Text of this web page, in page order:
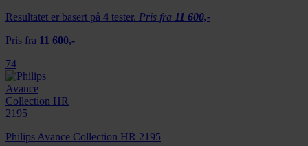
Resultatet er basert på 4 tester. Pris fra 11 600,-
Pris fra 11 600,-
74
Philips Avance Collection HR 2195